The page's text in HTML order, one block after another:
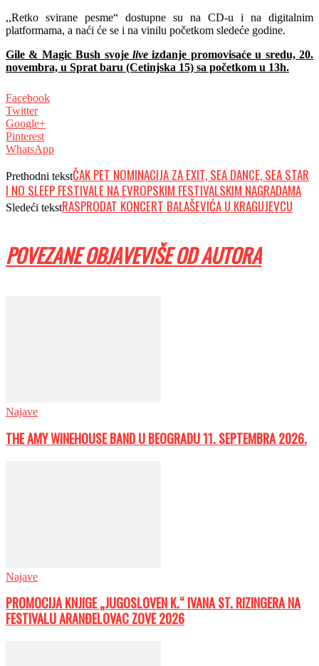
,,Retko svirane pesme“ dostupne su na CD-u i na digitalnim
platformama, a naći će se i na vinilu početkom sledeće godine.
Gile & Magic Bush svoje liveizdanje promovisaće u sredu, 20.
novembra, u Sprat baru (Cetinjska 15) sa početkom u 13h.
Facebook
Twitter
Google+
Pinterest
WhatsApp
Prethodni tekstČAK PET NOMINACIJA ZA EXIT, SEA DANCE, SEA STAR
I NO SLEEP FESTIVALE NA EVROPSKIM FESTIVALSKIM NAGRADAMA
Sledeći tekstRASPRODAT KONCERT BALAŠEVIĆA U KRAGUJEVCU
POVEZANE OBJAVEVIŠE OD AUTORA
Najave
THE AMY WINEHOUSE BAND U BEOGRADU 11. SEPTEMBRA 2026.
Najave
PROMOCIJA KNJIGE „JUGOSLOVEN K.“ IVANA ST. RIZINGERA NA
FESTIVALU ARANĐELOVAC ZOVE 2026